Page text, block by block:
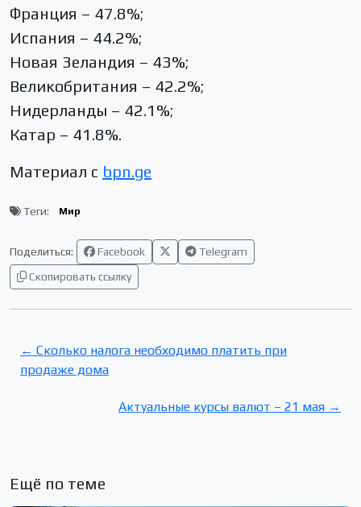
Франция – 47.8%;
Испания – 44.2%;
Новая Зеландия – 43%;
Великобритания – 42.2%;
Нидерланды – 42.1%;
Катар – 41.8%.
Материал с bpn.ge
Теги: Мир
Поделиться: Facebook
Telegram
Скопировать ссылку
← Сколько налога необходимо платить при
продаже дома
Актуальные курсы валют – 21 мая →
Ещё по теме